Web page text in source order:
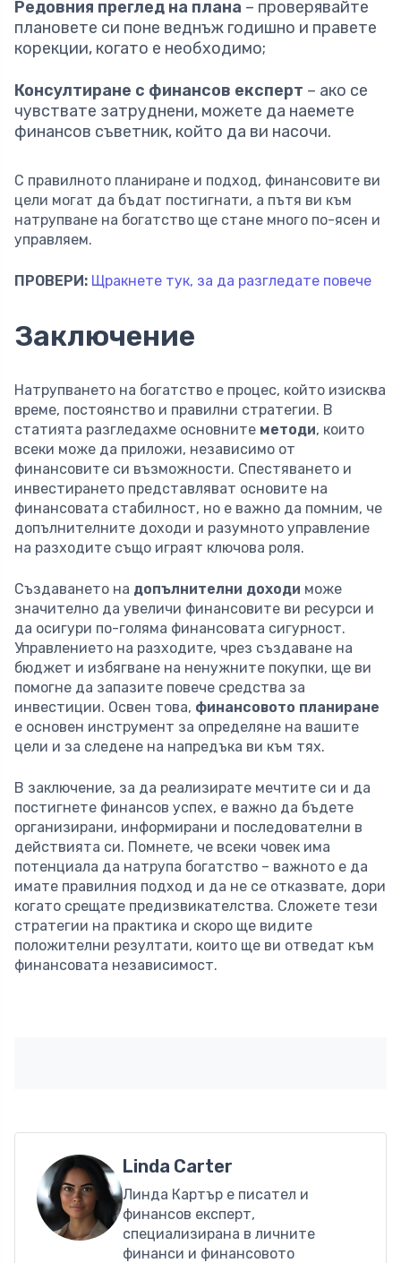
Редовния преглед на плана – проверявайте
плановете си поне веднъж годишно и правете
корекции, когато е необходимо;
Консултиране с финансов експерт – ако се
чувствате затруднени, можете да наемете
финансов съветник, който да ви насочи.
С правилното планиране и подход, финансовите ви
цели могат да бъдат постигнати, а пътя ви към
натрупване на богатство ще стане много по-ясен и
управляем.
ПРОВЕРИ: Щракнете тук, за да разгледате повече
Заключение
Натрупването на богатство е процес, който изисква
време, постоянство и правилни стратегии. В
статията разгледахме основните методи, които
всеки може да приложи, независимо от
финансовите си възможности. Спестяването и
инвестирането представляват основите на
финансовата стабилност, но е важно да помним, че
допълнителните доходи и разумното управление
на разходите също играят ключова роля.
Създаването на допълнителни доходи може
значително да увеличи финансовите ви ресурси и
да осигури по-голяма финансовата сигурност.
Управлението на разходите, чрез създаване на
бюджет и избягване на ненужните покупки, ще ви
помогне да запазите повече средства за
инвестиции. Освен това, финансовото планиране
е основен инструмент за определяне на вашите
цели и за следене на напредъка ви към тях.
В заключение, за да реализирате мечтите си и да
постигнете финансов успех, е важно да бъдете
организирани, информирани и последователни в
действията си. Помнете, че всеки човек има
потенциала да натрупа богатство – важното е да
имате правилния подход и да не се отказвате, дори
когато срещате предизвикателства. Сложете тези
стратегии на практика и скоро ще видите
положителни резултати, които ще ви отведат към
финансовата независимост.
Linda Carter
Линда Картър е писател и
финансов експерт,
специализирана в личните
финанси и финансовото